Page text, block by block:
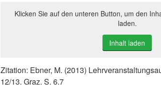
Klicken Sie auf den unteren Button, um den
laden.
Inhalt laden
Zitation: Ebner, M. (2013)
12/13. Graz. S. 6.7